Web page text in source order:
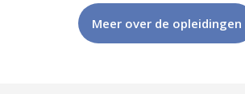
Meer over de opleidingen